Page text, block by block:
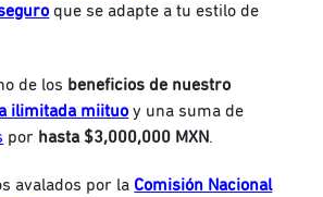
que se adapte a tu estilo de
de los beneficios de nuestro
ilimitada miituo y una suma de
por hasta $3,000,000 MXN.
avalados por la Comisión Nacional